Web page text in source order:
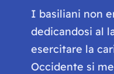
I basiliani non
dedicandosi al
esercitare la
Occidente si